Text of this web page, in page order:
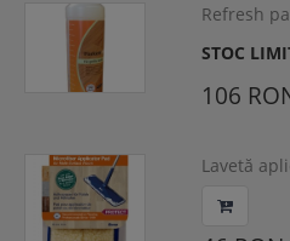
Refresh
STOC
106
Lavetă